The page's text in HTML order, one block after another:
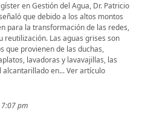
en Gestión del Agua, Dr. Patricio
que debido a los altos montos
para la transformación de las redes,
reutilización. Las aguas grises son
que provienen de las duchas,
lavadoras y lavavajillas, las
alcantarillado en... Ver artículo
pm